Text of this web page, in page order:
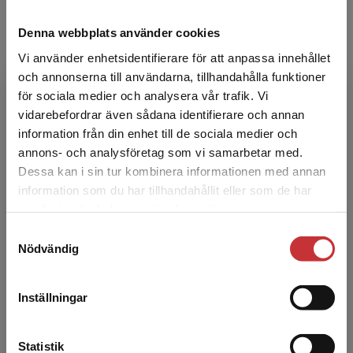
Denna webbplats använder cookies
Vi använder enhetsidentifierare för att anpassa innehållet
och annonserna till användarna, tillhandahålla funktioner
för sociala medier och analysera vår trafik. Vi
vidarebefordrar även sådana identifierare och annan
information från din enhet till de sociala medier och
annons- och analysföretag som vi samarbetar med.
Dessa kan i sin tur kombinera informationen med annan
information som du har tillhandahållit eller som de har
Nödvändig
Inställningar
Statistik
Begränsad fraktregion
Det verkar som att du besöker
studentlitteratur.se via en enhet utanför Sverige.
Vi erbjuder inte leveranser utanför Sverige. För
att kunna slutföra ett köp måste
Birgitta Lindehall Uroterapeut, leg.
sjuksköterska Regionhabiliteringen, Drottning
Silvias barn- och ungdomssjukhus Göteborg.